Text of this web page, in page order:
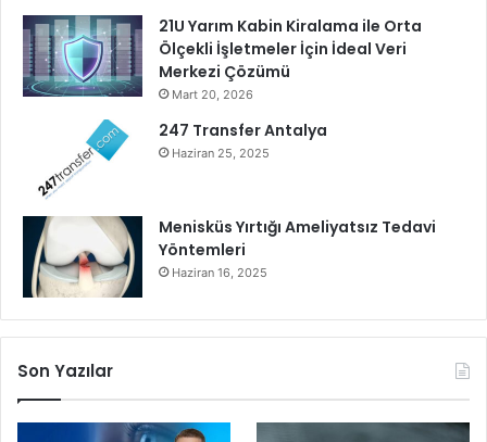
y
m
b
d
21U Yarım Kabin Kiralama ile Orta
Ölçekli İşletmeler İçin İdeal Veri
Merkezi Çözümü
Mart 20, 2026
247 Transfer Antalya
Haziran 25, 2025
Menisküs Yırtığı Ameliyatsız Tedavi
Yöntemleri
Haziran 16, 2025
Son Yazılar